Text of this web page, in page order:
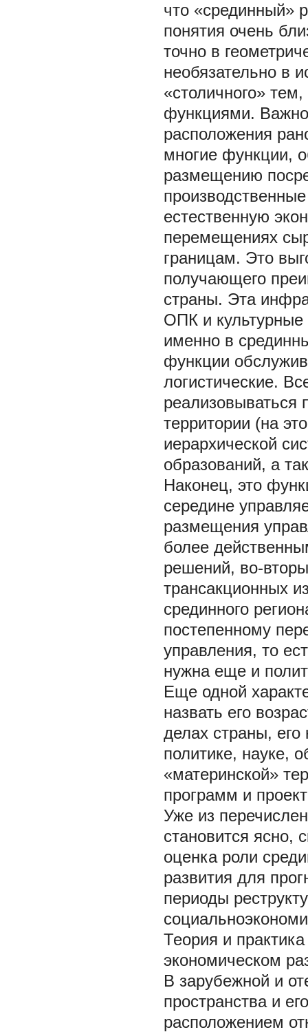
что «срединный»
понятия очень
точно в
необязательно в
«столичного»
функциями.
расположения
многие функции,
размещению
естественную
перемещениях
границам. Это
получающего
страны. Эта
ОПК и
именно в
функции
логистические.
реализовываться
территории (на
иерархической
образований, а
Наконец, это
середине
размещения
более
решений, во-
трансакционных
срединного
постепенному
управления, то
нужна еще и
Еще одной
назвать его
делах страны,
политике, науке,
«материнской»
программ и
Уже из
становится ясно,
оценка роли
развития для
периоды
Теория и
экономическом
В зарубежной и
пространства и
расположением